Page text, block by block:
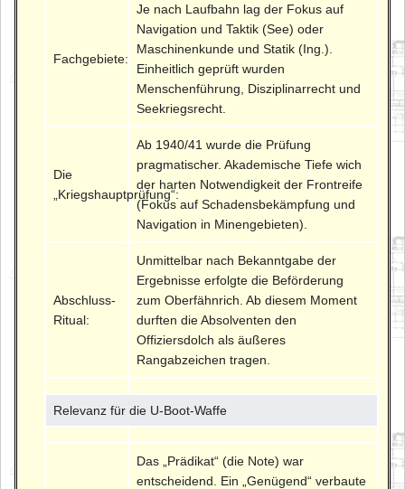
Fachgebiete:
Je nach Laufbahn lag der Fokus auf
Navigation und Taktik (See) oder
Maschinenkunde und Statik (Ing.).
Einheitlich geprüft wurden
Menschenführung, Disziplinarrecht und
Seekriegsrecht.
Die
„Kriegshauptprüfung“:
Ab 1940/41 wurde die Prüfung
pragmatischer. Akademische Tiefe wich
der harten Notwendigkeit der Frontreife
(Fokus auf Schadensbekämpfung und
Navigation in Minengebieten).
Abschluss-
Ritual:
Unmittelbar nach Bekanntgabe der
Ergebnisse erfolgte die Beförderung
zum Oberfähnrich. Ab diesem Moment
durften die Absolventen den
Offiziersdolch als äußeres
Rangabzeichen tragen.
Relevanz für die U-Boot-Waffe
Das „Prädikat“ (die Note) war
entscheidend. Ein „Genügend“ verbaute